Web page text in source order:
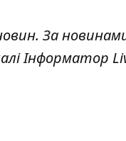
За
Інформатор